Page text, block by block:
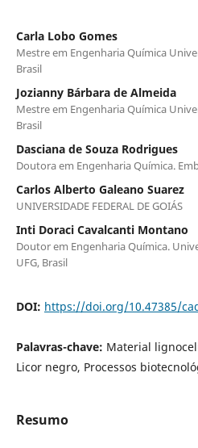
Carla Lobo Gomes
Mestre em Engenharia Química
Brasil
Jozianny Bárbara de Almeida
Mestre em Engenharia Química
Brasil
Dasciana de Souza Rodrigues
Doutora em Engenharia Química.
Carlos Alberto Galeano Suarez
UNIVERSIDADE FEDERAL DE GOIÁS
Inti Doraci Cavalcanti Montano
Doutor em Engenharia Química.
UFG, Brasil
DOI: https://doi.org/10.47385/
Palavras-chave: Material
Licor negro, Processos
Resumo